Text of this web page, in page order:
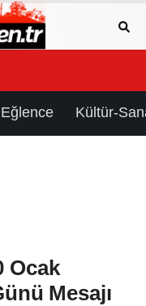
Eğlence Kültür-
Ocak
Mesajı